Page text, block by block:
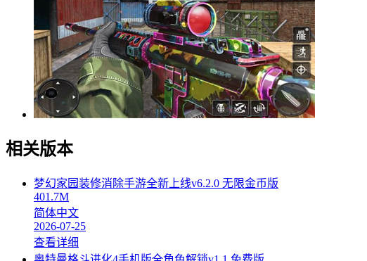
相关版本
梦幻家园装修消除手游全新上线v6.2.0 无限金币版
401.7M
简体中文
2026-07-25
查看详细